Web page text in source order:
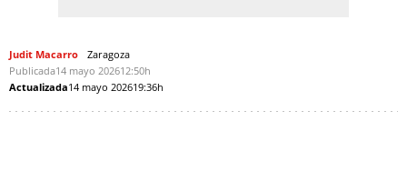
Judit Macarro
Zaragoza
Publicada14 mayo 202612:50h
Actualizada14 mayo 202619:36h